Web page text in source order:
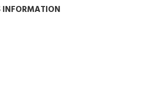
INFORMATION